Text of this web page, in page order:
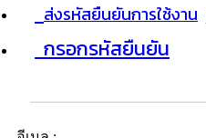
ส่งรหัสยืนยันการใช้งาน
กรอกรหัสยืนยัน